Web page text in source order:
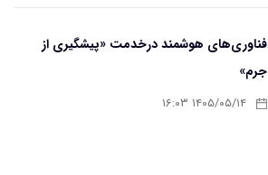
فناوری‌های هوشمند درخدمت «پیشگیری از
جرم»
۱۴۰۵/۰۵/۱۴ ۱۶:۰۳